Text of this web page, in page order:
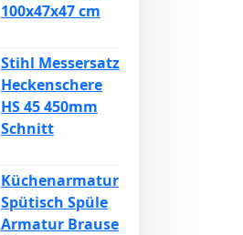
100x47x47 cm
Stihl Messersatz
Heckenschere
HS 45 450mm
Schnitt
Küchenarmatur
Spütisch Spüle
Armatur Brause